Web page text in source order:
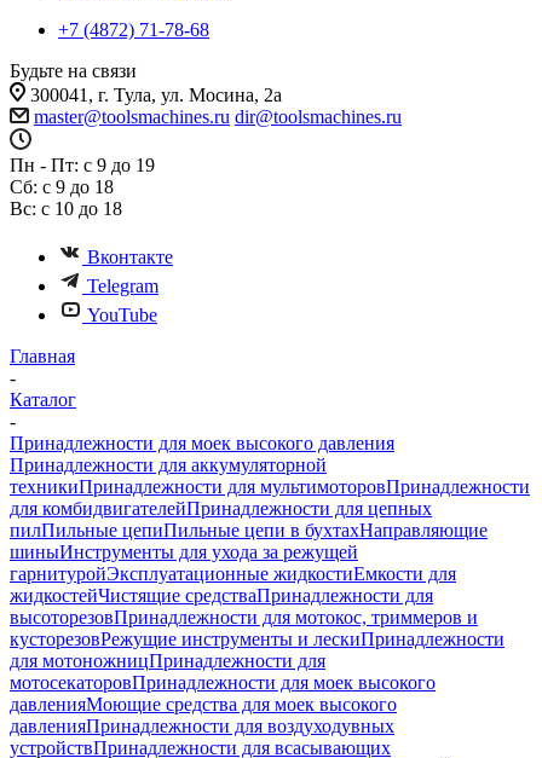
+7 (4872) 71-78-68
Будьте на связи
300041, г. Тула, ул. Мосина, 2а
master@toolsmachines.ru dir@toolsmachines.ru
Пн - Пт: с 9 до 19
Сб: с 9 до 18
Вс: с 10 до 18
Вконтакте
Telegram
YouTube
Главная
-
Каталог
-
Принадлежности для моек высокого давления
Принадлежности для аккумуляторной
техникиПринадлежности для мультимоторовПринадлежности
для комбидвигателейПринадлежности для цепных
пилПильные цепиПильные цепи в бухтахНаправляющие
шиныИнструменты для ухода за режущей
гарнитуройЭксплуатационные жидкостиЕмкости для
жидкостейЧистящие средстваПринадлежности для
высоторезовПринадлежности для мотокос, триммеров и
кусторезовРежущие инструменты и лескиПринадлежности
для мотоножницПринадлежности для
мотосекаторовПринадлежности для моек высокого
давленияМоющие средства для моек высокого
давленияПринадлежности для воздуходувных
устройствПринадлежности для всасывающих